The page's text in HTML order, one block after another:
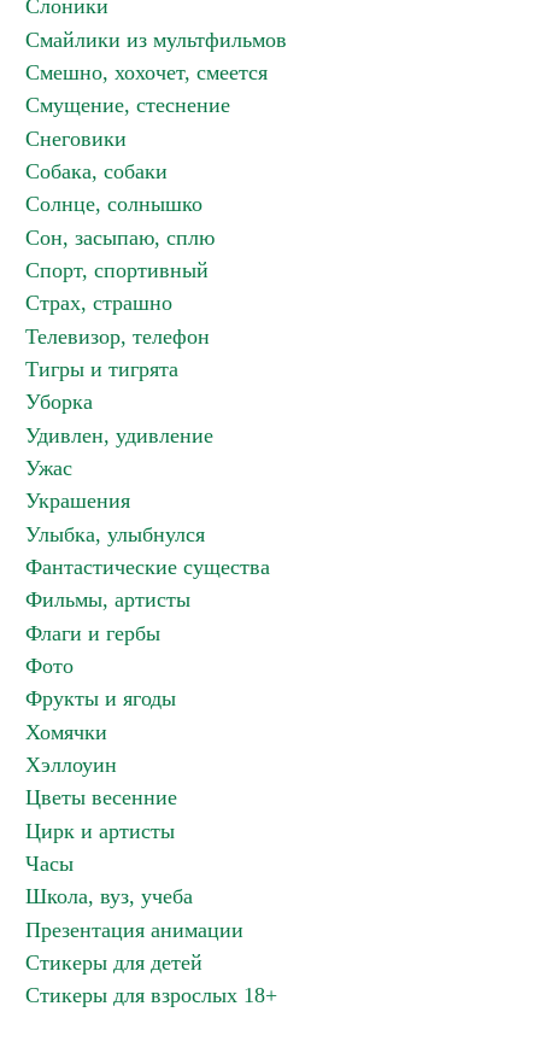
Слоники
Смайлики из мультфильмов
Смешно, хохочет, смеется
Смущение, стеснение
Снеговики
Собака, собаки
Солнце, солнышко
Сон, засыпаю, сплю
Спорт, спортивный
Страх, страшно
Телевизор, телефон
Тигры и тигрята
Уборка
Удивлен, удивление
Ужас
Украшения
Улыбка, улыбнулся
Фантастические существа
Фильмы, артисты
Флаги и гербы
Фото
Фрукты и ягоды
Хомячки
Хэллоуин
Цветы весенние
Цирк и артисты
Часы
Школа, вуз, учеба
Презентация анимации
Стикеры для детей
Стикеры для взрослых 18+